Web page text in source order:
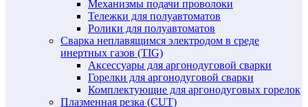
Механизмы подачи проволоки
Тележки для полуавтоматов
Ролики для полуавтоматов
Сварка неплавящимся электродом в среде
инертных газов (TIG)
Аксессуары для аргонодуговой сварки
Горелки для аргонодуговой сварки
Комплектующие для аргонодуговых горелок
Плазменная резка (CUT)